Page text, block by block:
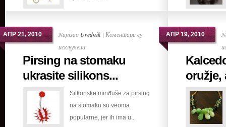
АПР 21, 2010 Napisao Urednik | Коментари су
искљученина
Pirsing
na
ukrasite
silikonskim
minđušama
Pirsing na stomaku
ukrasite silikons...
Silkonske minđuše za pirsing
na stomaku su veoma
popularne, jer ih ima u...
АПР 19, 2010
oružje,